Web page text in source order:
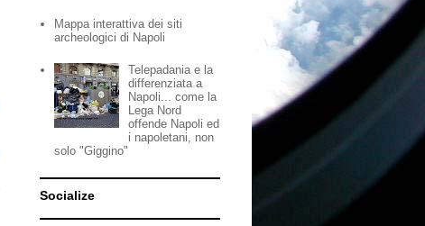
Mappa interattiva dei siti
archeologici di Napoli
Telepadania e la
differenziata a
Napoli... come la
Lega Nord
offende Napoli ed
i napoletani, non
solo "Giggino"
Socialize